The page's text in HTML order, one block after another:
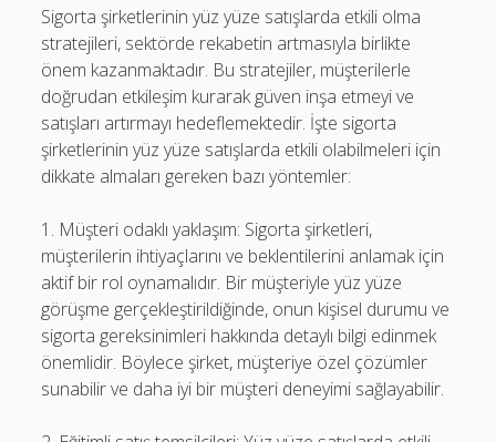
Sigorta şirketlerinin yüz yüze satışlarda etkili olma
stratejileri, sektörde rekabetin artmasıyla birlikte
önem kazanmaktadır. Bu stratejiler, müşterilerle
doğrudan etkileşim kurarak güven inşa etmeyi ve
satışları artırmayı hedeflemektedir. İşte sigorta
şirketlerinin yüz yüze satışlarda etkili olabilmeleri için
dikkate almaları gereken bazı yöntemler:
1. Müşteri odaklı yaklaşım: Sigorta şirketleri,
müşterilerin ihtiyaçlarını ve beklentilerini anlamak için
aktif bir rol oynamalıdır. Bir müşteriyle yüz yüze
görüşme gerçekleştirildiğinde, onun kişisel durumu ve
sigorta gereksinimleri hakkında detaylı bilgi edinmek
önemlidir. Böylece şirket, müşteriye özel çözümler
sunabilir ve daha iyi bir müşteri deneyimi sağlayabilir.